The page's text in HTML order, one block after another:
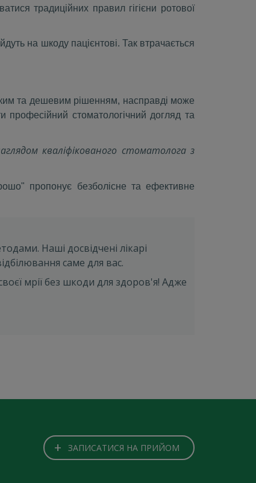
традиційних правил гігієни ротової
на шкоду пацієнтові. Так втрачається
та дешевим рішенням, насправді може
професійний стоматологічний догляд та
кваліфікованого стоматолога з
пропонує безболісне та ефективне
Наші досвідчені лікарі
саме для вас.
мрії без шкоди для здоров'я! Адже
+ ЗАПИСАТИСЯ НА ПРИЙОМ